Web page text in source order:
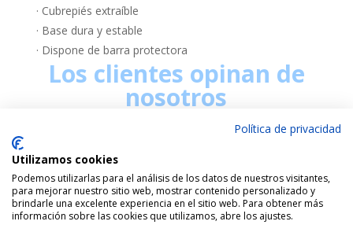
· Cubrepiés extraíble
· Base dura y estable
· Dispone de barra protectora
Los clientes opinan de
nosotros
Política de privacidad
Utilizamos cookies
Podemos utilizarlas para el análisis de los datos de nuestros visitantes,
para mejorar nuestro sitio web, mostrar contenido personalizado y
brindarle una excelente experiencia en el sitio web. Para obtener más
información sobre las cookies que utilizamos, abre los ajustes.